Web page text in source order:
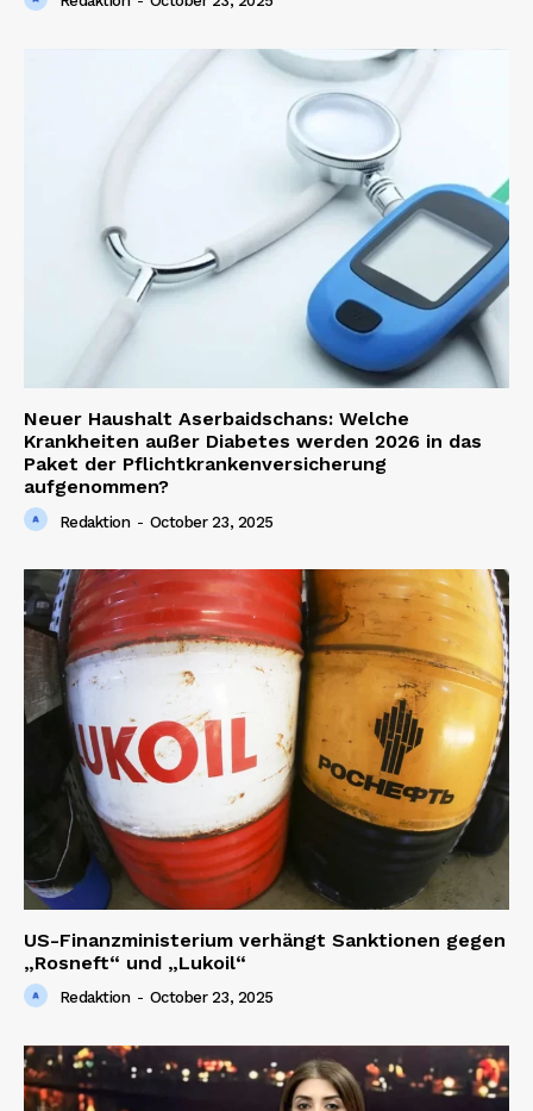
News Week
Magazine PRO
Neuer Haushalt Aserbaidschans: Welche
Krankheiten außer Diabetes werden 2026 in das
Paket der Pflichtkrankenversicherung
aufgenommen?
Redaktion - October 23, 2025
US-Finanzministerium verhängt Sanktionen gegen
„Rosneft“ und „Lukoil“
Redaktion - October 23, 2025